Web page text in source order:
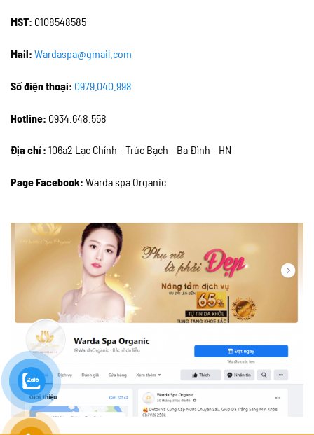
MST: 0108548585
Mail: Wardaspa@gmail.com
Số điện thoại: 0979.040.998
Hotline: 0934.648.558
Địa chỉ : 106a2 Lạc Chính - Trúc Bạch - Ba Đình - HN
Page Facebook: Warda spa Organic